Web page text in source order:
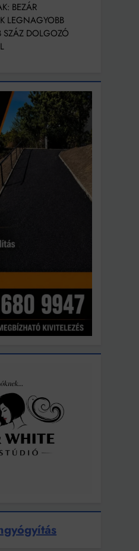
BEZÁR
LEGNAGYOBB
SZÁZ DOLGOZÓ